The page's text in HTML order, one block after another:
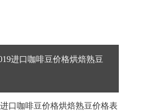
进口咖啡豆价格烘焙熟豆
口咖啡豆价格烘焙熟豆价格表